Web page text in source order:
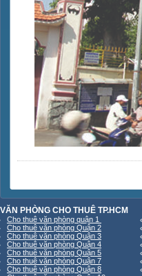
VĂN PHÒNG CHO THUÊ TP.HCM
Cho thuê văn phòng quận 1
Cho thuê văn phòng Quận 2
Cho thuê văn phòng Quận 3
Cho thuê văn phòng Quận 4
Cho thuê văn phòng Quận 5
Cho thuê văn phòng Quận 7
Cho thuê văn phòng Quận 8